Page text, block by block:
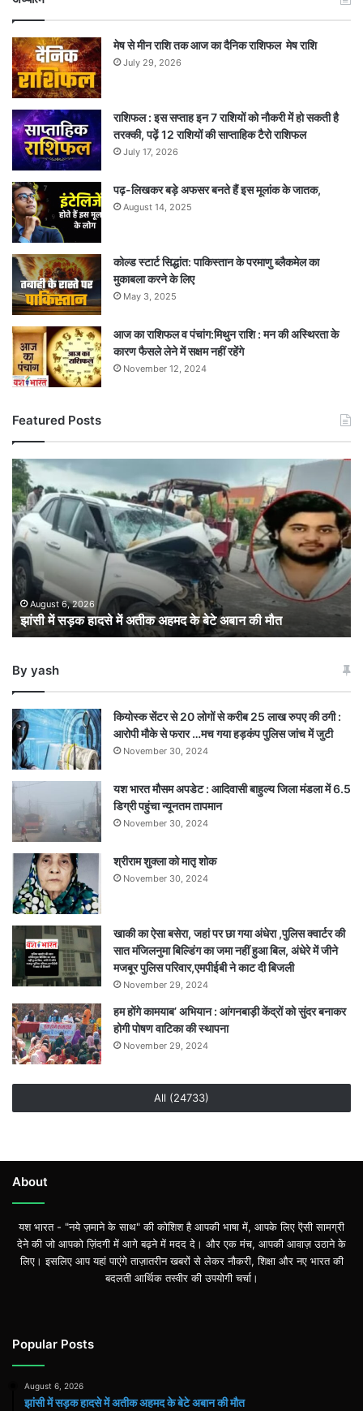
मेष से मीन राशि तक आज का दैनिक राशिफल मेष राशि
July 29, 2026
राशिफल : इस सप्ताह इन 7 राशियों को नौकरी में हो सकती है
तरक्की, पढ़ें 12 राशियों की साप्ताहिक टैरो राशिफल
July 17, 2026
पढ़-लिखकर बड़े अफसर बनते हैं इस मूलांक के जातक,
August 14, 2025
कोल्ड स्टार्ट सिद्धांत: पाकिस्तान के परमाणु ब्लैकमेल का
मुकाबला करने के लिए
May 3, 2025
आज का राशिफल व पंचांग:मिथुन राशि : मन की अस्थिरता के
कारण फैसले लेने में सक्षम नहीं रहेंगे
November 12, 2024
Featured Posts
झांसी
में
सड़क
हादसे
में
अतीक
अहमद
के
बेटे
अबान
की
August 6, 2026
झांसी में सड़क हादसे में अतीक अहमद के बेटे अबान की मौत
By yash
कियोस्क सेंटर से 20 लोगों से करीब 25 लाख रुपए की ठगी :
आरोपी मौके से फरार …मच गया हड़कंप पुलिस जांच में जुटी
November 30, 2024
यश भारत मौसम अपडेट : आदिवासी बाहुल्य जिला मंडला में 6.5
डिग्री पहुंचा न्यूनतम तापमान
November 30, 2024
श्रीराम शुक्ला को मातृ शोक
November 30, 2024
खाकी का ऐसा बसेरा, जहां पर छा गया अंधेरा ,पुलिस क्वार्टर की
सात मंजिलनुमा बिल्डिंग का जमा नहीं हुआ बिल, अंधेरे में जीने
मजबूर पुलिस परिवार,एमपीईबी ने काट दी बिजली
November 29, 2024
हम होंगे कामयाब’ अभियान : आंगनबाड़ी केंद्रों को सुंदर बनाकर
होगी पोषण वाटिका की स्थापना
November 29, 2024
All (24733)
About
यश भारत - "नये ज़माने के साथ" की कोशिश है आपकी भाषा में, आपके लिए ऎसी सामग्री
देने की जो आपको ज़िंदगी में आगे बढ़ने में मदद दे। और एक मंच, आपकी आवाज़ उठाने के
लिए। इसलिए आप यहां पाएंगे ताज़ातरीन खबरों से लेकर नौकरी, शिक्षा और नए भारत की
बदलती आर्थिक तस्वीर की उपयोगी चर्चा।
Popular Posts
August 6, 2026
झांसी में सड़क हादसे में अतीक अहमद के बेटे अबान की मौत